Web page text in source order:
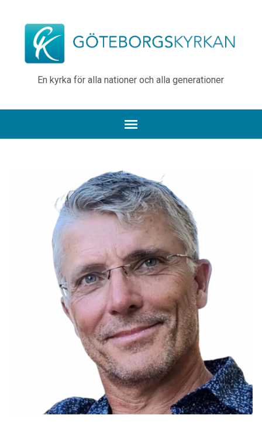
En kyrka för alla nationer och alla generationer